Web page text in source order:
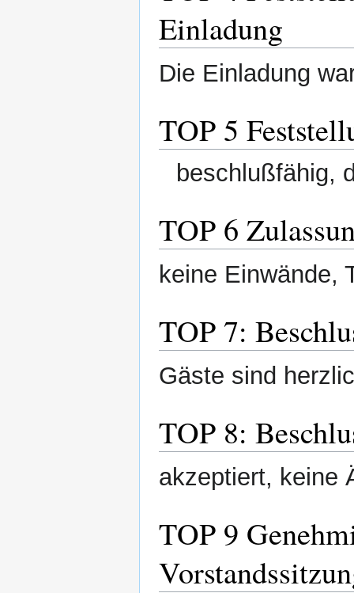
Einladung
Die Einladung
TOP 5
beschlußfähig,
TOP 6
keine Einwände,
TOP 7:
Gäste sind
TOP 8:
akzeptiert, keine
TOP 9